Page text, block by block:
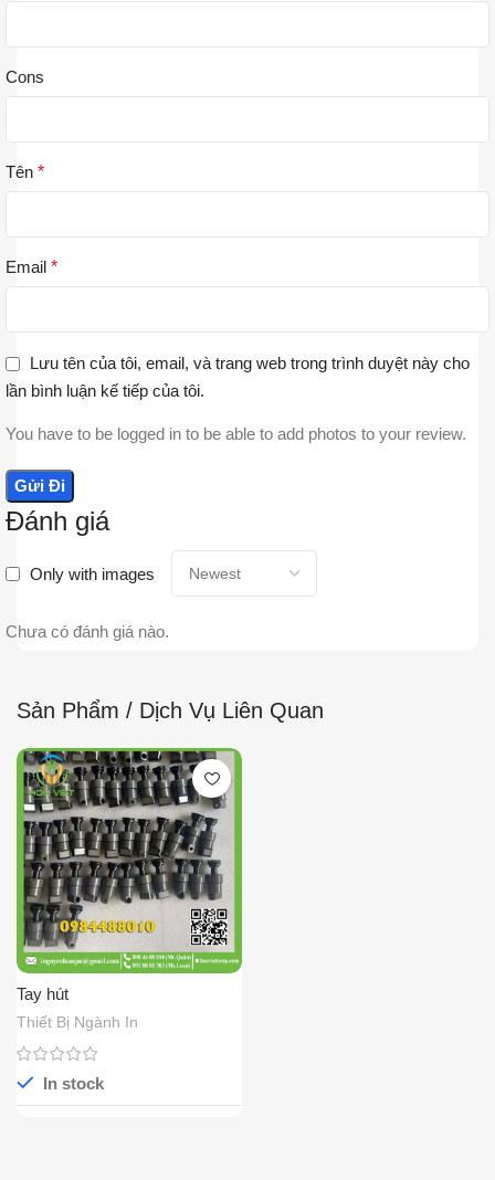
Đánh giá
Only with images
Chưa có đánh giá nào.
Cons
Tên *
Email *
Lưu tên của tôi, email, và trang web trong trình duyệt này cho
lần bình luận kế tiếp của tôi.
You have to be logged in to be able to add photos to your review.
Sản Phẩm / Dịch Vụ Liên Quan
Tay hút
Thiết Bị Ngành In
In stock